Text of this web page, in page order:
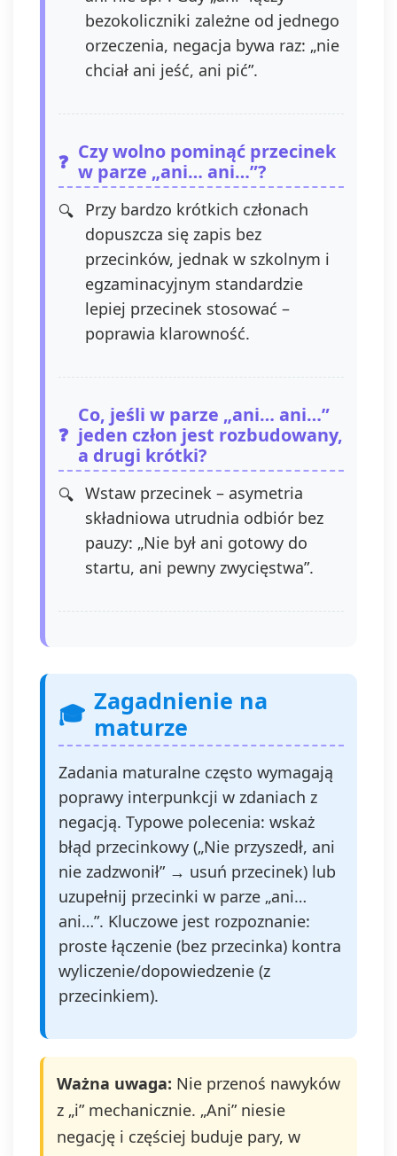
bezokoliczniki zależne od jednego
orzeczenia, negacja bywa raz: „nie
chciał ani jeść, ani pić”.
Czy wolno pominąć przecinek
w parze „ani… ani…”?
Przy bardzo krótkich członach
dopuszcza się zapis bez
przecinków, jednak w szkolnym i
egzaminacyjnym standardzie
lepiej przecinek stosować –
poprawia klarowność.
Co, jeśli w parze „ani… ani…”
jeden człon jest rozbudowany,
a drugi krótki?
Wstaw przecinek – asymetria
składniowa utrudnia odbiór bez
pauzy: „Nie był ani gotowy do
startu, ani pewny zwycięstwa”.
Zagadnienie na
maturze
Zadania maturalne często wymagają
poprawy interpunkcji w zdaniach z
negacją. Typowe polecenia: wskaż
błąd przecinkowy („Nie przyszedł, ani
nie zadzwonił” → usuń przecinek) lub
uzupełnij przecinki w parze „ani…
ani…”. Kluczowe jest rozpoznanie:
proste łączenie (bez przecinka) kontra
wyliczenie/dopowiedzenie (z
przecinkiem).
Ważna uwaga: Nie przenoś nawyków
z „i” mechanicznie. „Ani” niesie
negację i częściej buduje pary, w